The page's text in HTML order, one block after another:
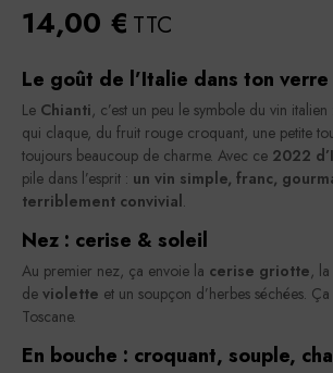
14,00 € TTC
Le goût de l’Italie dans ton verre
Le Chianti, c’est un peu le symbole du vin italien
qui claque, du fruit rouge croquant, une petite
toujours beaucoup de charme. Avec ce 2022
pile dans l’esprit : un vin simple, franc,
terriblement convivial.
Nez : cerise & soleil
Au premier nez, ça envoie la cerise griotte, la
de violette et un soupçon d’herbes séchées.
Toscane.
En bouche : croquant, souple,